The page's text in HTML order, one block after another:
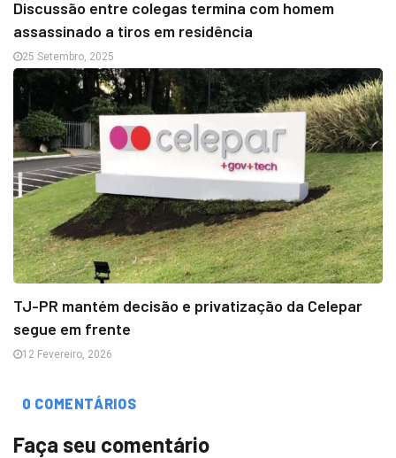
Discussão entre colegas termina com homem
assassinado a tiros em residência
25 Setembro, 2025
TJ-PR mantém decisão e privatização da Celepar
segue em frente
12 Fevereiro, 2026
0 COMENTÁRIOS
Faça seu comentário